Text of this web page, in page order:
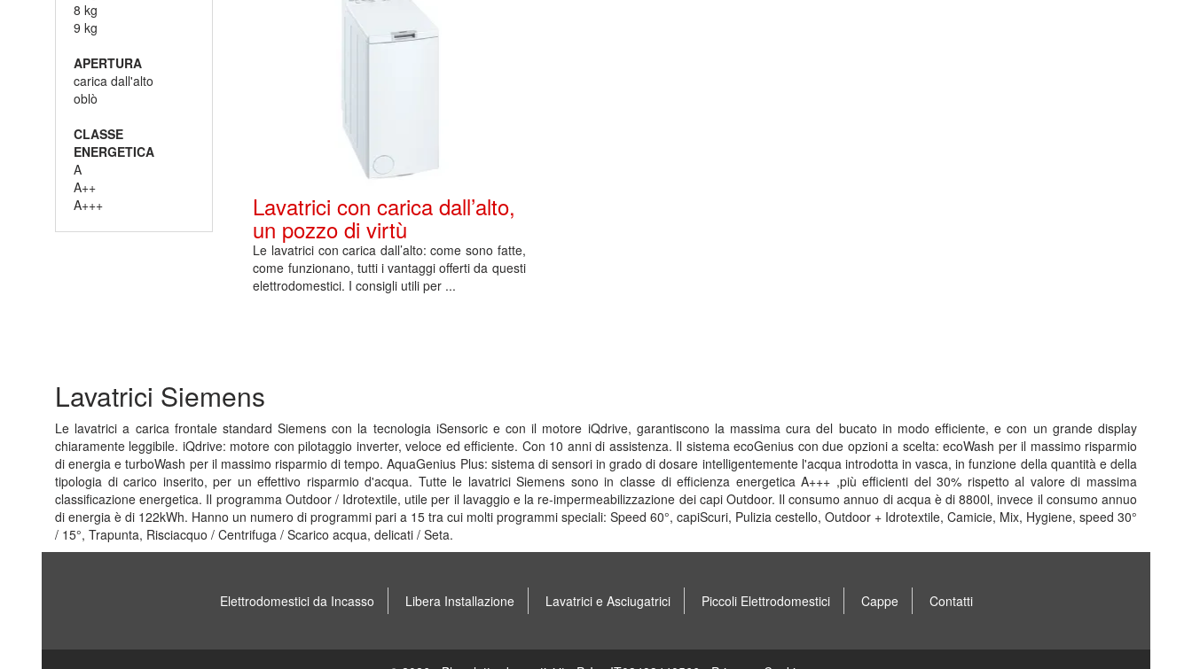
8 kg
9 kg
APERTURA
carica dall'alto
oblò
CLASSE
ENERGETICA
A
A++
A+++
Lavatrici con carica dall’alto,
un pozzo di virtù
Le lavatrici con carica dall’alto: come sono fatte,
come funzionano, tutti i vantaggi offerti da questi
elettrodomestici. I consigli utili per ...
Lavatrici Siemens
Le lavatrici a carica frontale standard Siemens con la tecnologia iSensoric e con il motore iQdrive, garantiscono la massima cura del bucato in modo efficiente, e con un grande display
chiaramente leggibile. iQdrive: motore con pilotaggio inverter, veloce ed efficiente. Con 10 anni di assistenza. Il sistema ecoGenius con due opzioni a scelta: ecoWash per il massimo risparmio
di energia e turboWash per il massimo risparmio di tempo. AquaGenius Plus: sistema di sensori in grado di dosare intelligentemente l'acqua introdotta in vasca, in funzione della quantità e della
tipologia di carico inserito, per un effettivo risparmio d'acqua. Tutte le lavatrici Siemens sono in classe di efficienza energetica A+++ ,più efficienti del 30% rispetto al valore di massima
classificazione energetica. Il programma Outdoor / Idrotextile, utile per il lavaggio e la re-impermeabilizzazione dei capi Outdoor. Il consumo annuo di acqua è di 8800l, invece il consumo annuo
di energia è di 122kWh. Hanno un numero di programmi pari a 15 tra cui molti programmi speciali: Speed 60°, capiScuri, Pulizia cestello, Outdoor + Idrotextile, Camicie, Mix, Hygiene, speed 30°
/ 15°, Trapunta, Risciacquo / Centrifuga / Scarico acqua, delicati / Seta.
Elettrodomestici da Incasso Libera Installazione Lavatrici e Asciugatrici Piccoli Elettrodomestici Cappe Contatti